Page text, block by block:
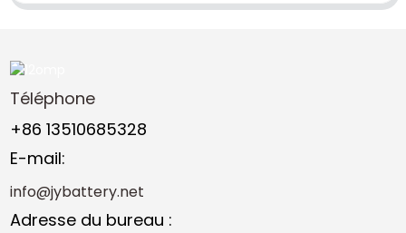
Téléphone
+86 13510685328
E-mail:
info@jybattery.net
Adresse du bureau :